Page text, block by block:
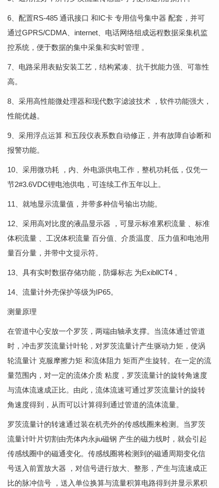
6、配置RS-485 通讯接口 和IC卡 专用信号集中器 配套，并可
通过GPRS/CDMA、internet、电话网络组成远程数据采集机监
控系统，便于数据的集中采集和实时管理 。
7、电路采用表贴安装工艺，结构紧凑、抗干扰能力强、可靠性
高。
8、采用高性能微处理器和现代数字滤波技术 ，软件功能强大，
性能优越。
9、采用浮点运算 和五段仪表系数自动修正，并有故障自诊断和
报警功能。
10、采用微功耗 ，内、外电源供电工作，整机功耗低，仅凭一
节2#3.6VDC锂电池供电，可连续工作五年以上。
11、就地显示流量值，并带多种信号输出功能。
12、采用高对比度的液晶显示器 ，可显示标准累积流量 、标准
体积流量 、工况体积流量 百分值、介质温度、压力值和电池用
量百分量，并带中文提示符。
13、具有实时数据存储功能，防爆标志 为ExibllCT4 。
14、流量计外壳保护等级为IP65。
测量原理
在管道中心安放一个罗茨，两端由轴承支撑。当流体通过管道
时，冲击罗茨流量计叶轮，对罗茨流量计产生驱动力矩，使涡
轮流量计 克服摩擦力矩 和流体阻力 矩而产生旋转。在一定的流
量范围内，对一定的流体介质 粘度，罗茨流量计的旋转角速度
与流体流速成正比。由此，流体流速可通过罗茨流量计的旋转
角速度得到，从而可以计算得到通过管道的流体流量。
罗茨流量计的转速通过装在机壳外的传感线圈来检测。当罗茨
流量计叶片切割由壳体内永jiu磁钢 产生的磁力线时，就会引起
传感线圈中的磁通变化。传感线圈将检测到的磁通周期变化信
号送入前置放大器 ，对信号进行放大、整形，产生与流速成正
比的脉冲信号 ，送入单位换算与流量积算电路得到并显示累积